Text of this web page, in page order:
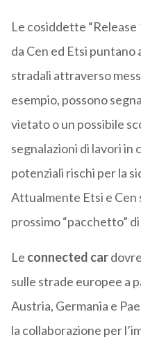
Le cosiddette
da Cen ed Etsi
stradali attraverso
esempio, possono
vietato o un possibile
segnalazioni di lavori in
potenziali rischi per la
Attualmente Etsi e Cen
prossimo “pacchetto”
Le connected car
sulle strade europee a
Austria, Germania e
la collaborazione per